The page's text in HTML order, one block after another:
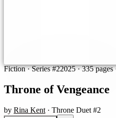
Fiction· Series #22025·335 pages
Throne of Vengeance
by Rina Kent · Throne Duet #2